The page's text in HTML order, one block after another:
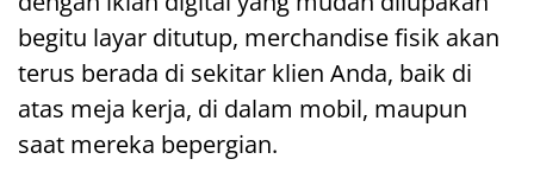
begitu layar ditutup, merchandise fisik akan
terus berada di sekitar klien Anda, baik di
atas meja kerja, di dalam mobil, maupun
saat mereka bepergian.